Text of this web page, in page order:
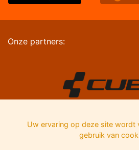
Onze partners:
Uw ervaring op deze site wordt
gebruik van